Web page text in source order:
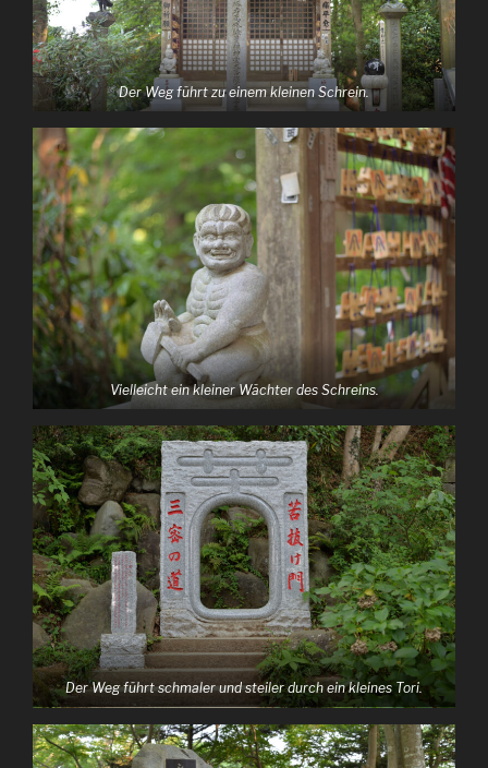
Der Weg führt zu einem kleinen Schrein.
Vielleicht ein kleiner Wächter des Schreins.
Der Weg führt schmaler und steiler durch ein kleines Tori.